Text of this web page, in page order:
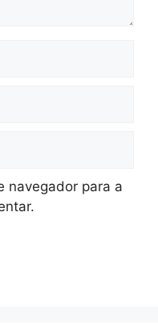
navegador para a